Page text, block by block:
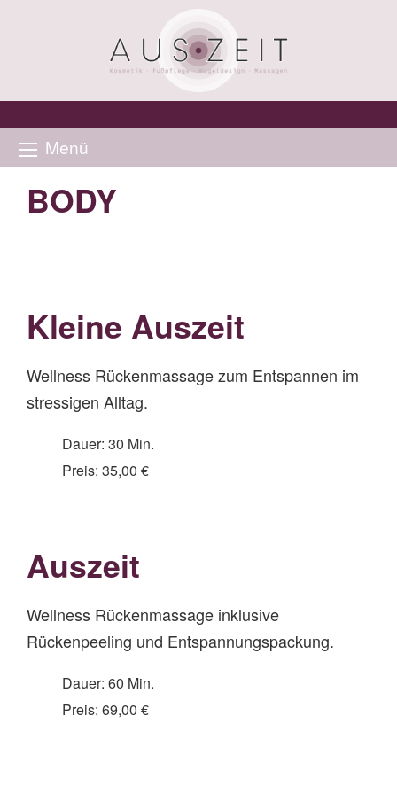
Menü
BODY
Kleine Auszeit
Wellness Rückenmassage zum Entspannen im
stressigen Alltag.
Dauer: 30 Min.
Preis: 35,00 €
Auszeit
Wellness Rückenmassage inklusive
Rückenpeeling und Entspannungspackung.
Dauer: 60 Min.
Preis: 69,00 €